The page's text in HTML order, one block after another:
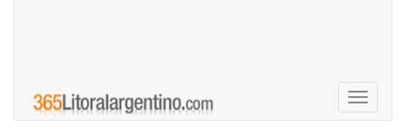
Toggle